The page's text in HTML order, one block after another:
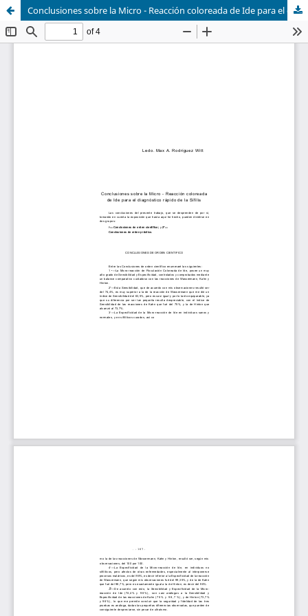
Conclusiones sobre la Micro - Reacción coloreada de Ide para el diagnóstico rápido de la Sífilis